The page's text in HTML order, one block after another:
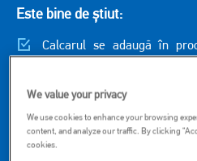
Este bine de știut:
Calcarul se adaugă în
În furnale se poate adăuga,
pentru a promova
refractară
We value your privacy
We use cookies to enhance your browsing
content, and analyze our traffic. By clicking
cookies.